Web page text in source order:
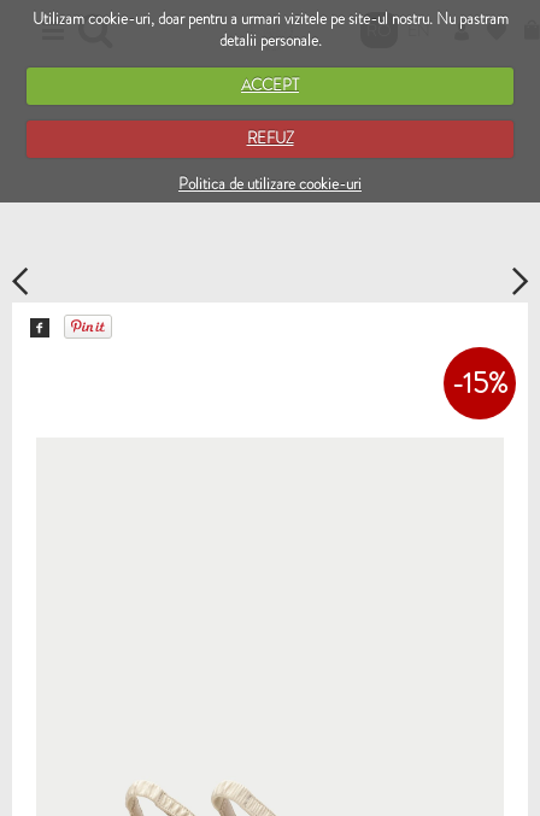
Utilizam cookie-uri, doar pentru a urmari vizitele pe site-ul nostru. Nu pastram
detalii personale.
ACCEPT
REFUZ
Politica de utilizare cookie-uri
RO EN
-15%